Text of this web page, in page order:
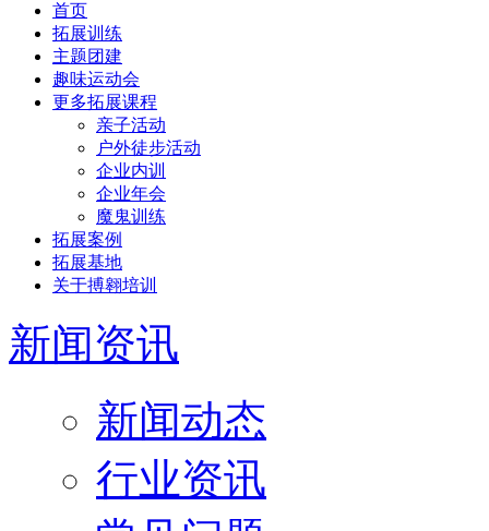
首页
拓展训练
主题团建
趣味运动会
更多拓展课程
亲子活动
户外徒步活动
企业内训
企业年会
魔鬼训练
拓展案例
拓展基地
关于搏翱培训
新闻资讯
新闻动态
行业资讯